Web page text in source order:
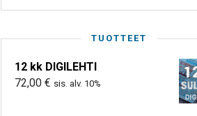
TUOTTEET
12 kk DIGILEHTI
72,00 € sis. alv. 10%